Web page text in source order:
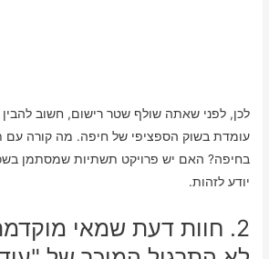
לכן, לפני שאתה שולף שטר רישום, חשוב
עומדת בשוק הספציפי של חיפה. מה קורה עם
בחיפה? האם יש פרויקט תשתיות שמסתמן
יודע לזהות.
2. חוות דעת שמאי